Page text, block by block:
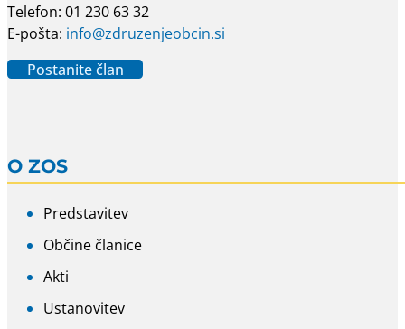
Telefon: 01 230 63 32
E-pošta: info@zdruzenjeobcin.si
Postanite član
O ZOS
Predstavitev
Občine članice
Akti
Ustanovitev